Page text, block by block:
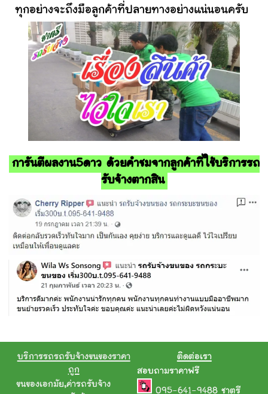
ทุกอย่างจะถึงมือลูกค้าที่ปลายทางอย่างแน่นอนครับ
การันตีผลงาน5ดาว ด้วยคำชมจากลูกค้าที่ใช้บริการรถ
รับจ้างตากสิน
บริการรถรถรับจ้างขนของราคา
ถูก
ขนของเอกมัย,ค่ารถรับจ้าง
ติดต่อเรา
สอบถามราคาฟรี
095-641-9488 ชาตรี